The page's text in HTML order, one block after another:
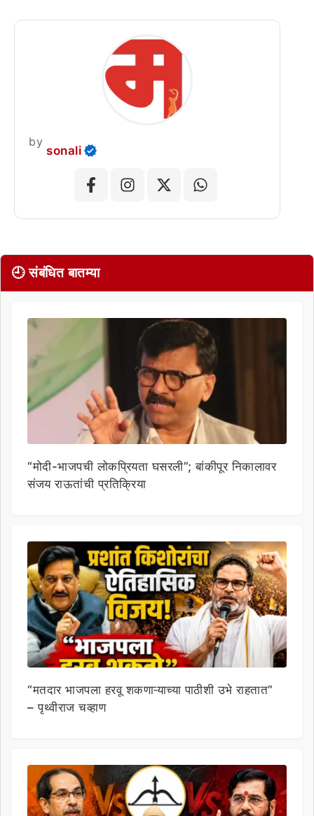
by
sonali
🕘 संबंधित बातम्या
“मोदी-भाजपची लोकप्रियता घसरली”; बांकीपूर निकालावर
संजय राऊतांची प्रतिक्रिया
“मतदार भाजपला हरवू शकणाऱ्याच्या पाठीशी उभे राहतात”
– पृथ्वीराज चव्हाण